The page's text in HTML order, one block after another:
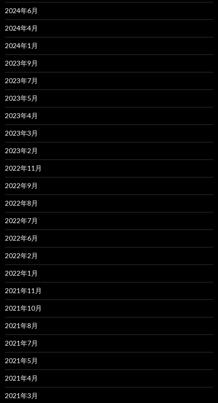
2024年6月
2024年4月
2024年1月
2023年9月
2023年7月
2023年5月
2023年4月
2023年3月
2023年2月
2022年11月
2022年9月
2022年8月
2022年7月
2022年6月
2022年2月
2022年1月
2021年11月
2021年10月
2021年8月
2021年7月
2021年5月
2021年4月
2021年3月